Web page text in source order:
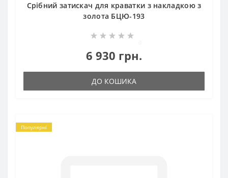
Срібний затискач для краватки з накладкою з
золота БЦЮ-193
6 930 грн.
ДО КОШИКА
Популярні